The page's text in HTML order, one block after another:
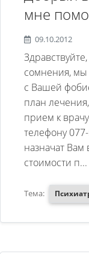
мне
фобией.
как я
лет. Что
зачетах,
все это
ладонях
Избегаю
09.10.2012
сомнения, мы
с Вашей
план
прием к
телефону
назначат
стоимости п...
Тема: